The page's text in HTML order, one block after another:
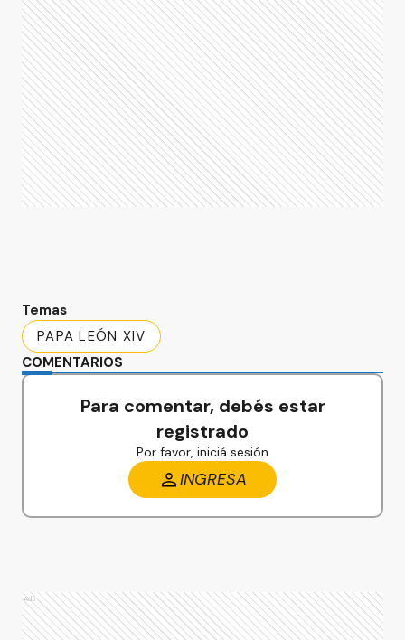
Temas
PAPA LEÓN XIV
COMENTARIOS
Para comentar, debés estar
registrado
Por favor, iniciá sesión
INGRESA
Ads